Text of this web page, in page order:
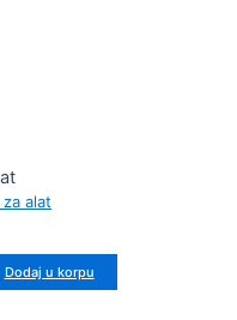
alat
Dodaj u korpu